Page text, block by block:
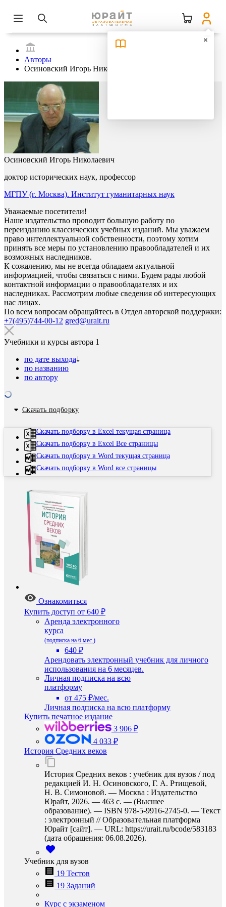
Авторы
Осиновский Игорь Николаевич
Осиновский Игорь Николаевич
доктор исторических наук, профессор
МГПУ (г. Москва). Институт гуманитарных наук
Уважаемые посетители!
Наше издательство проводит большую работу по
переизданию классических учебных изданий. Мы уважаем
право интеллектуальной собственности, поэтому хотим
принять все меры по установлению правообладателей и их
возможных наследников.
К сожалению, мы не всегда обладаем актуальной
информацией, чтобы связаться с ними. Будем рады любой
контактной информации о правообладателях и их
наследниках. Рассмотрим любые сведения об интересующих
нас лицах.
По всем вопросам обращайтесь в Отдел авторской поддержки:
+7(495)744-00-12 gred@urait.ru
Учебники и курсы автора 1
по дате выхода
по названию
по автору
Скачать подборку
Скачать подборку в Excel текущая страница
Скачать подборку в Excel Все страницы
Скачать подборку в Word текущая страница
Скачать подборку в Word все страницы
Ознакомиться
Купить доступ от 640 ₽
Аренда электронного
курса
(подписка на 6 мес.)
640 ₽
Арендовать электронный учебник для личного
использования на 6 месяцев.
Личная подписка на всю
платформу
от 475 ₽/мес.
Личная подписка на всю платформу
Купить печатное издание
3 906 ₽
4 033 ₽
История Средних веков
История Средних веков : учебник для вузов / под
редакцией И. Н. Осиновского, Г. А. Ртищевой,
Н. В. Симоновой. — Москва : Издательство
Юрайт, 2026. — 463 с. — (Высшее
образование). — ISBN 978-5-9916-2745-0. — Текст
: электронный // Образовательная платформа
Юрайт [сайт]. — URL: https://urait.ru/bcode/583183
(дата обращения: 06.08.2026).
Учебник для вузов
19 Тестов
19 Заданий
Курс с экзаменом